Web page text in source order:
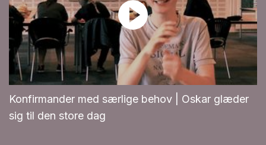
Konfirmander med særlige behov | Oskar glæder
sig til den store dag